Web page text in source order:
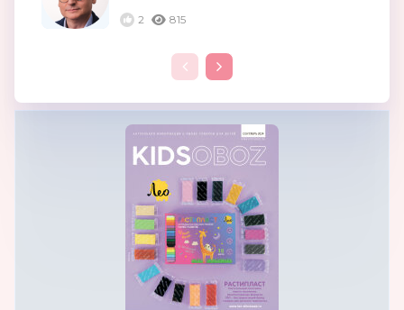
лицензий будут расти»
2 815